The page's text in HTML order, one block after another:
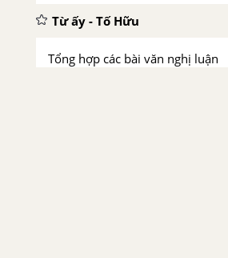
Từ ấy - Tố Hữu
Tổng hợp các bài văn nghị luận